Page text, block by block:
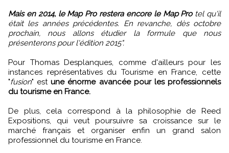
Mais en 2014, le Map Pro restera encore le Map Protel qu'il
était les années précédentes. En revanche, dès octobre
prochain, nous allons étudier la formule que nous
présenterons pour l'édition 2015".
Pour Thomas Desplanques, comme d'ailleurs pour les
instances représentatives du Tourisme en France, cette
"fusion" estune énorme avancée pour les professionnels
du tourisme en France.
De plus, cela correspond à la philosophie de Reed
Expositions, qui veut poursuivre sa croissance sur le
marché français et organiser enfin un grand salon
professionnel du tourisme en France.